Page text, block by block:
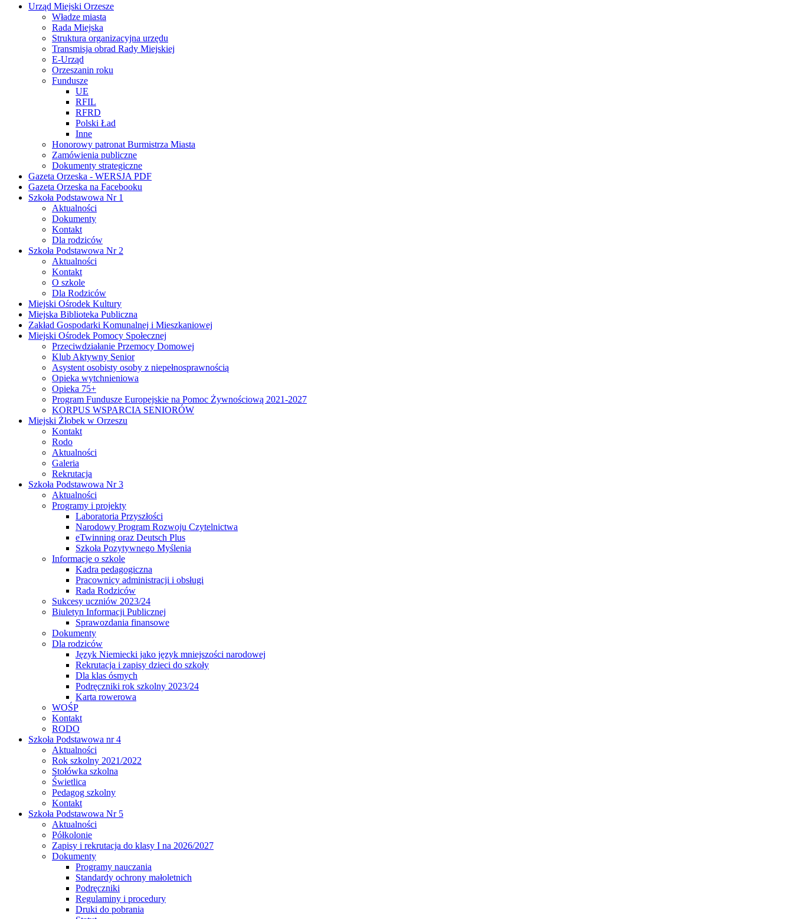
Urząd Miejski Orzesze
Władze miasta
Rada Miejska
Struktura organizacyjna urzędu
Transmisja obrad Rady Miejskiej
E-Urząd
Orzeszanin roku
Fundusze
UE
RFIL
RFRD
Polski Ład
Inne
Honorowy patronat Burmistrza Miasta
Zamówienia publiczne
Dokumenty strategiczne
Gazeta Orzeska - WERSJA PDF
Gazeta Orzeska na Facebooku
Szkoła Podstawowa Nr 1
Aktualności
Dokumenty
Kontakt
Dla rodziców
Szkoła Podstawowa Nr 2
Aktualności
Kontakt
O szkole
Dla Rodziców
Miejski Ośrodek Kultury
Miejska Biblioteka Publiczna
Zakład Gospodarki Komunalnej i Mieszkaniowej
Miejski Ośrodek Pomocy Społecznej
Przeciwdziałanie Przemocy Domowej
Klub Aktywny Senior
Asystent osobisty osoby z niepełnosprawnością
Opieka wytchnieniowa
Opieka 75+
Program Fundusze Europejskie na Pomoc Żywnościową 2021-2027
KORPUS WSPARCIA SENIORÓW
Miejski Żłobek w Orzeszu
Kontakt
Rodo
Aktualności
Galeria
Rekrutacja
Szkoła Podstawowa Nr 3
Aktualności
Programy i projekty
Laboratoria Przyszłości
Narodowy Program Rozwoju Czytelnictwa
eTwinning oraz Deutsch Plus
Szkoła Pozytywnego Myślenia
Informacje o szkole
Kadra pedagogiczna
Pracownicy administracji i obsługi
Rada Rodziców
Sukcesy uczniów 2023/24
Biuletyn Informacji Publicznej
Sprawozdania finansowe
Dokumenty
Dla rodziców
Język Niemiecki jako język mniejszości narodowej
Rekrutacja i zapisy dzieci do szkoły
Dla klas ósmych
Podręczniki rok szkolny 2023/24
Karta rowerowa
WOŚP
Kontakt
RODO
Szkoła Podstawowa nr 4
Aktualności
Rok szkolny 2021/2022
Stołówka szkolna
Świetlica
Pedagog szkolny
Kontakt
Szkoła Podstawowa Nr 5
Aktualności
Półkolonie
Zapisy i rekrutacja do klasy I na 2026/2027
Dokumenty
Programy nauczania
Standardy ochrony małoletnich
Podręczniki
Regulaminy i procedury
Druki do pobrania